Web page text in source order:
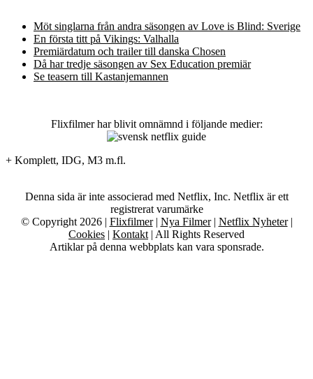
Möt singlarna från andra säsongen av Love is Blind: Sverige
En första titt på Vikings: Valhalla
Premiärdatum och trailer till danska Chosen
Då har tredje säsongen av Sex Education premiär
Se teasern till Kastanjemannen
Flixfilmer har blivit omnämnd i följande medier:
+ Komplett, IDG, M3 m.fl.
Denna sida är inte associerad med Netflix, Inc. Netflix är ett
registrerat varumärke
© Copyright 2026 | Flixfilmer| Nya Filmer| Netflix Nyheter|
Cookies | Kontakt | All Rights Reserved
Artiklar på denna webbplats kan vara sponsrade.